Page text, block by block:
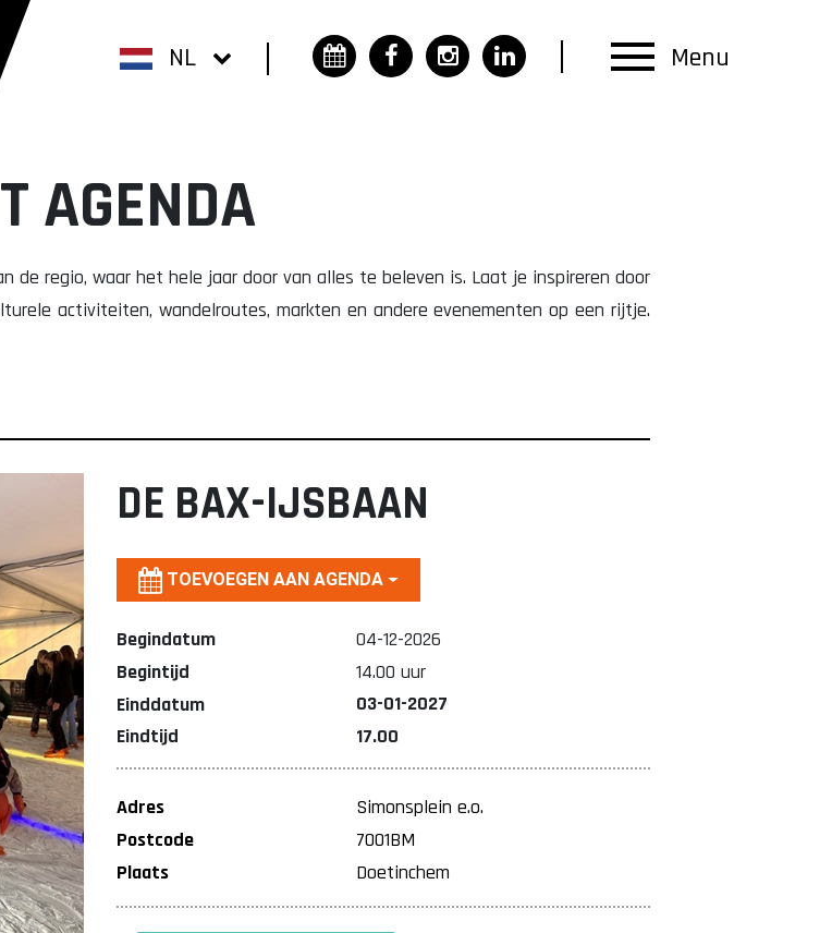
NL Menu
AGENDA
de regio, waar het hele jaar door van alles te beleven is. Laat je inspireren door
activiteiten, wandelroutes, markten en andere evenementen op een rijtje.
DE BAX-IJSBAAN
TOEVOEGEN AAN AGENDA
Begindatum
04-12-2026
Begintijd
14.00 uur
Einddatum
03-01-2027
Eindtijd
17.00
Adres
Simonsplein e.o.
Postcode
7001BM
Plaats
Doetinchem